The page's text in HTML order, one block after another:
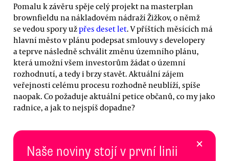
Pomalu k závěru spěje celý projekt na masterplan
brownfieldu na nákladovém nádraží Žižkov, o němž
se vedou spory užpřes deset let. V příštích měsících má
hlavní město v plánu podepsat smlouvy s developery
a teprve následně schválit změnu územního plánu,
která umožní všem investorům žádat o územní
rozhodnutí, a tedy i brzy stavět. Aktuální zájem
veřejnosti celému procesu rozhodně neublíží, spíše
naopak. Co požaduje aktuální petice občanů, co my jako
radnice, a jak to nejspíš dopadne?
Naše noviny stojí v první linii
×